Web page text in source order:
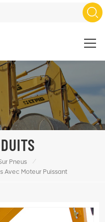
Pneus
/
Avec Moteur Puissant